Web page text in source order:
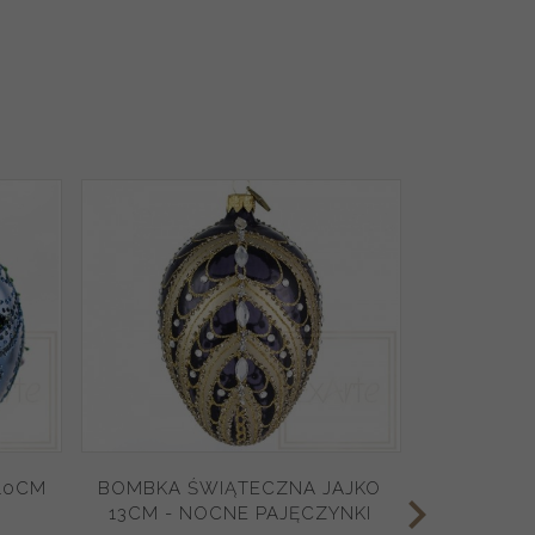
BOMBKA ŚWIĄTECZNA JAJKO
13CM - NOCNE PAJĘCZYNKI